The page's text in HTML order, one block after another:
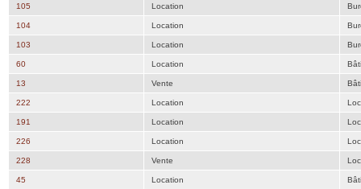
105 Location
104 Location
103 Location
60 Location
13 Vente
222 Location
191 Location
226 Location
228 Vente
45 Location